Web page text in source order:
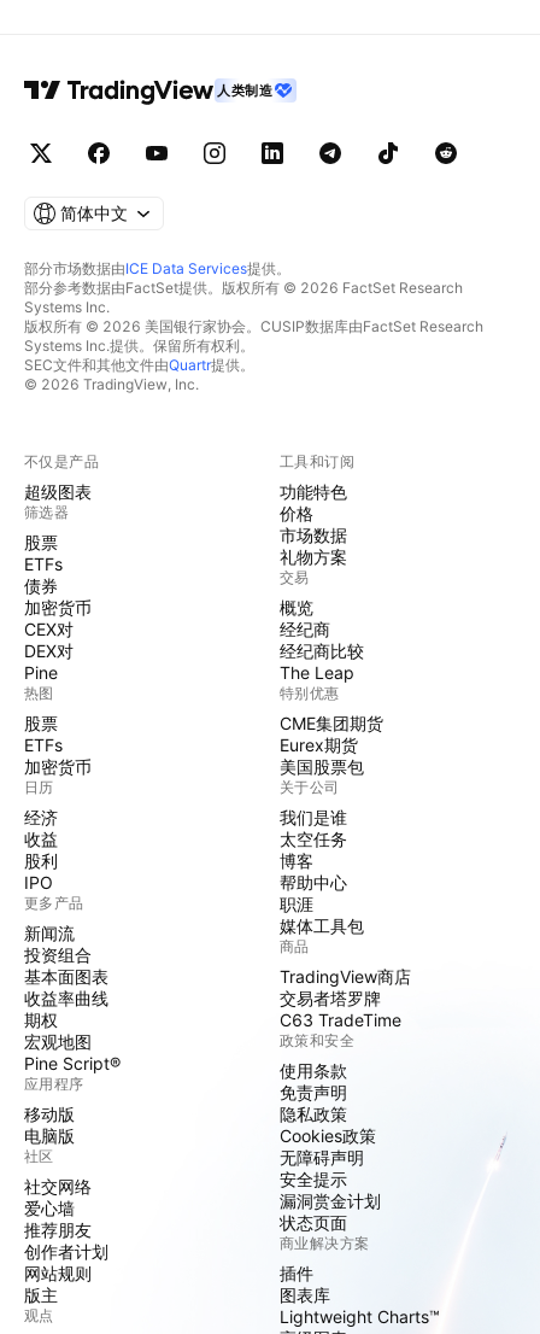
人类制造
简体中文
部分市场数据由ICE Data Services提供。
部分参考数据由FactSet提供。版权所有 © 2026 FactSet Research
Systems Inc.
版权所有 © 2026 美国银行家协会。CUSIP数据库由FactSet Research
Systems Inc.提供。保留所有权利。
SEC文件和其他文件由Quartr提供。
© 2026 TradingView, Inc.
不仅是产品
超级图表
筛选器
股票
ETFs
债券
加密货币
CEX对
DEX对
Pine
热图
股票
ETFs
加密货币
日历
经济
收益
股利
IPO
更多产品
新闻流
投资组合
基本面图表
收益率曲线
期权
宏观地图
Pine Script®
应用程序
移动版
电脑版
社区
社交网络
爱心墙
推荐朋友
创作者计划
网站规则
版主
观点
工具和订阅
功能特色
价格
市场数据
礼物方案
交易
概览
经纪商
经纪商比较
The Leap
特别优惠
CME集团期货
Eurex期货
美国股票包
关于公司
我们是谁
太空任务
博客
帮助中心
职涯
媒体工具包
商品
TradingView商店
交易者塔罗牌
C63 TradeTime
政策和安全
使用条款
免责声明
隐私政策
Cookies政策
无障碍声明
安全提示
漏洞赏金计划
状态页面
商业解决方案
插件
图表库
Lightweight Charts™